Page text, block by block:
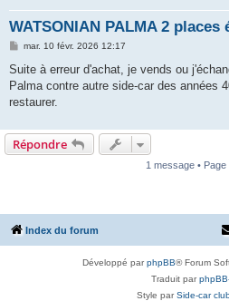
WATSONIAN PALMA 2 places
M
s
a
g
mar. 10 févr. 2026 12:17
Suite à erreur d'achat, je vends ou
Palma contre autre side-car des années
restaurer.
Répondre
1 message • Page
Index du forum
Développé parphpBB® Forum
Traduit par
Style parSide-car